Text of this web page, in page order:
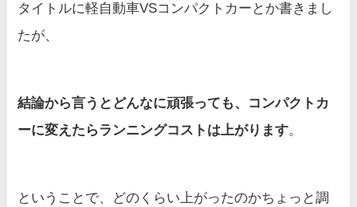
タイトルに軽自動車VSコンパクトカーとか書きまし
たが、
結論から言うとどんなに頑張っても、コンパクトカ
ーに変えたらランニングコストは上がります。
ということで、どのくらい上がったのかちょっと調